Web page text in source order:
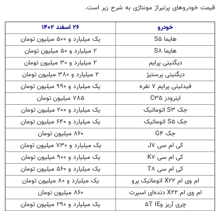
قیمت خودروهای پرتیراژ مونتاژی به شرح زیر است.
خودرو
۲۶ اسفند ۱۴۰۲
هایما S۵
یک میلیارد و ۵۰۰ میلیون تومان
هایما S۸
۲ میلیارد و ۵۰ میلیون تومان
دیگنیتی پرایم
۲ میلیارد و ۳۰ میلیون تومان
دیگنیتی پرستیژ
۲ میلیارد و ۳۸۰ میلیون تومان
فیدلیتی پرایم
یک میلیارد و ۹۹۰ میلیون تومان
اینرودز C۳۵
۷۸۵ میلیون تومان
جک S۳ اتوماتیک
یک میلیارد و ۲۰۰ میلیون تومان
جک S۵ اتوماتیک
یک میلیارد و ۶۴۰ میلیون تومان
جک G۴
۸۶۰ میلیون تومان
کی ام سی J۷
یک میلیارد و ۷۳۰ میلیون تومان
کی ام سی K۷
یک میلیارد و ۹۰۰ میلیون تومان
کی ام سی T۸
یک میلیارد و ۵۶۰ میلیون تومان
ام وی ام X۲۲ اتوماتیک پرو
یک میلیارد و ۸۰ میلیون تومان
ام وی ام X۲۲ دنده‌ای اسپرت
۸۶۰ میلیون تومان
چری آریز و۵T IE
یک میلیارد و ۲۹۰ میلیون تومان